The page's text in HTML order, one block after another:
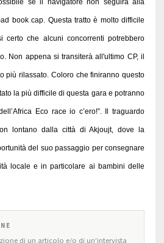
se il navigatore non seguirà alla
book cap. Questa tratto è molto difficile
che alcuni concorrenti potrebbero
Non appena si transiterà all'ultimo CP, il
più rilassato. Coloro che finiranno questo
la più difficile di questa gara e potranno
Eco race io c’ero!”. Il traguardo
lontano dalla città di Akjoujt, dove la
del suo passaggio per consegnare
locale e in particolare ai bambini delle